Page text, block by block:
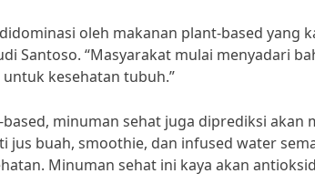
oleh makanan plant-based yang
Santoso. “Masyarakat mulai menyadari
kesehatan tubuh.”
minuman sehat juga diprediksi akan
jus buah, smoothie, dan infused water
Minuman sehat ini kaya akan